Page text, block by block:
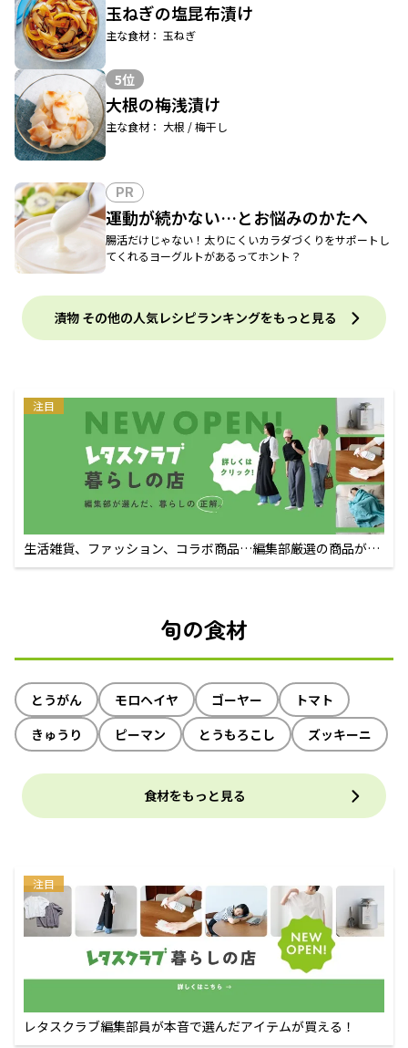
玉ねぎの塩昆布漬け
主な食材： 玉ねぎ
5位
大根の梅浅漬け
主な食材： 大根 / 梅干し
PR
運動が続かない…とお悩みのかたへ
腸活だけじゃない！太りにくいカラダづくりをサポートし
てくれるヨーグルトがあるってホント？
漬物 その他の人気レシピランキングをもっと見る
注目
生活雑貨、ファッション、コラボ商品…編集部厳選の商品が買
えるECサイト
旬の食材
とうがん モロヘイヤ ゴーヤー
トマト
きゅうり
ピーマン とうもろこし ズッキーニ
食材をもっと見る
注目
レタスクラブ編集部員が本音で選んだアイテムが買える！